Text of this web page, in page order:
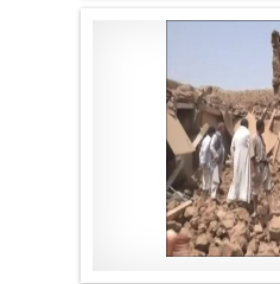
موقع لا الأخباري
.